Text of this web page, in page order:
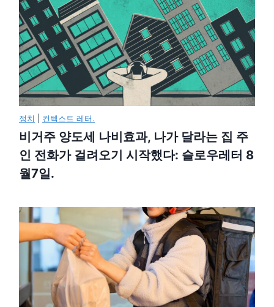
정치 컨텍스트 레터.
비거주 양도세 나비효과, 나가 달라는 집 주
인 전화가 걸려오기 시작했다: 슬로우레터 8
월7일.